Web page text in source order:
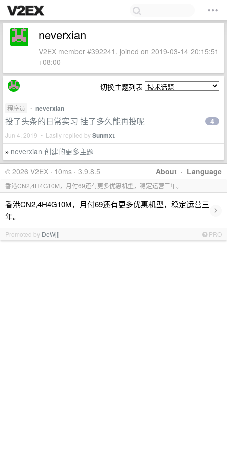
neverxian
V2EX member #392241, joined on 2019-03-14 20:15:51
+08:00
切换主题列表
程序员 • neverxian
投了头条的日常实习 挂了多久能再投呢
Jun 4, 2019 • Lastly replied bySunmxt
4
» neverxian 创建的更多主题
About · Language
© 2026 V2EX · 10ms · 3.9.8.5
香港CN2,4H4G10M，月付69还有更多优惠机型，稳定运营三年。
香港CN2,4H4G10M，月付69还有更多优惠机型，稳定运营三
年。
›
Promoted by DeWjjj PRO